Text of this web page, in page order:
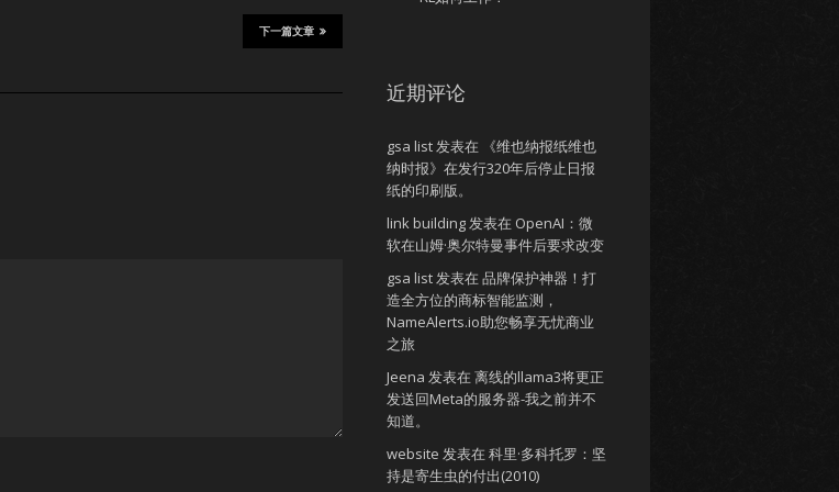
下一篇文章
近期评论
gsa list发表在
《维也纳报纸维也
纳时报》在发行320年后停止日报
纸的印刷版。
link building发表在 OpenAI：微
软在山姆·奥尔特曼事件后要求改变
gsa list发表在 品牌保护神器！打
造全方位的商标智能监测，
NameAlerts.io助您畅享无忧商业
之旅
Jeena 发表在 离线的llama3将更正
发送回Meta的服务器-我之前并不
知道。
website 发表在 科里·多科托罗：坚
持是寄生虫的付出(2010)